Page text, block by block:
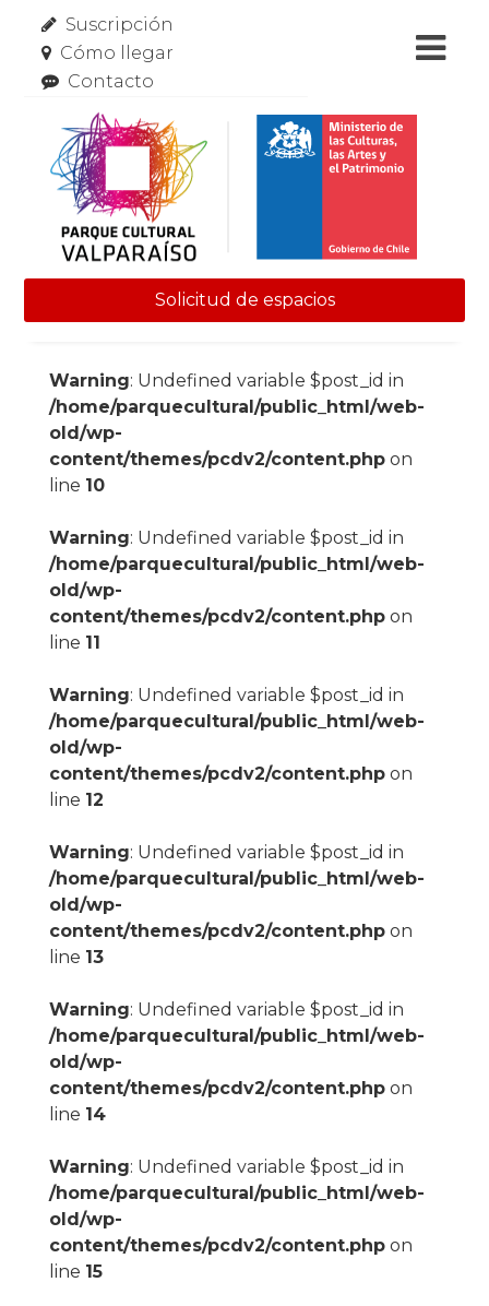
Suscripción
Cómo llegar
Contacto
Solicitud de espacios
Warning: Undefined variable $post_id in
/home/parquecultural/public_html/web-
old/wp-
content/themes/pcdv2/content.phpon
line 10
Warning: Undefined variable $post_id in
/home/parquecultural/public_html/web-
old/wp-
content/themes/pcdv2/content.phpon
line 11
Warning: Undefined variable $post_id in
/home/parquecultural/public_html/web-
old/wp-
content/themes/pcdv2/content.phpon
line 12
Warning: Undefined variable $post_id in
/home/parquecultural/public_html/web-
old/wp-
content/themes/pcdv2/content.phpon
line 13
Warning: Undefined variable $post_id in
/home/parquecultural/public_html/web-
old/wp-
content/themes/pcdv2/content.phpon
line 14
Warning: Undefined variable $post_id in
/home/parquecultural/public_html/web-
old/wp-
content/themes/pcdv2/content.phpon
line 15